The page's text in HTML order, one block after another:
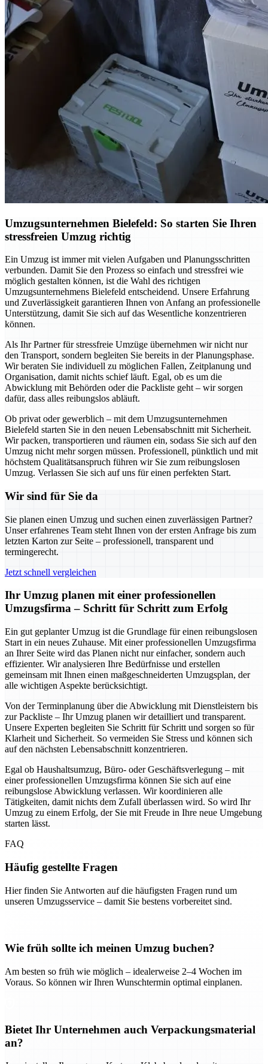
Umzugsunternehmen Bielefeld: So starten Sie Ihren
stressfreien Umzug richtig
Ein Umzug ist immer mit vielen Aufgaben und Planungsschritten
verbunden. Damit Sie den Prozess so einfach und stressfrei wie
möglich gestalten können, ist die Wahl des richtigen
Umzugsunternehmens Bielefeld entscheidend. Unsere Erfahrung
und Zuverlässigkeit garantieren Ihnen von Anfang an professionelle
Unterstützung, damit Sie sich auf das Wesentliche konzentrieren
können.
Als Ihr Partner für stressfreie Umzüge übernehmen wir nicht nur
den Transport, sondern begleiten Sie bereits in der Planungsphase.
Wir beraten Sie individuell zu möglichen Fallen, Zeitplanung und
Organisation, damit nichts schief läuft. Egal, ob es um die
Abwicklung mit Behörden oder die Packliste geht – wir sorgen
dafür, dass alles reibungslos abläuft.
Ob privat oder gewerblich – mit dem Umzugsunternehmen
Bielefeld starten Sie in den neuen Lebensabschnitt mit Sicherheit.
Wir packen, transportieren und räumen ein, sodass Sie sich auf den
Umzug nicht mehr sorgen müssen. Professionell, pünktlich und mit
höchstem Qualitätsanspruch führen wir Sie zum reibungslosen
Umzug. Verlassen Sie sich auf uns für einen perfekten Start.
Wir sind für Sie da
Sie planen einen Umzug und suchen einen zuverlässigen Partner?
Unser erfahrenes Team steht Ihnen von der ersten Anfrage bis zum
letzten Karton zur Seite – professionell, transparent und
termingerecht.
Jetzt schnell vergleichen
Ihr Umzug planen mit einer professionellen
Umzugsfirma – Schritt für Schritt zum Erfolg
Ein gut geplanter Umzug ist die Grundlage für einen reibungslosen
Start in ein neues Zuhause. Mit einer professionellen Umzugsfirma
an Ihrer Seite wird das Planen nicht nur einfacher, sondern auch
effizienter. Wir analysieren Ihre Bedürfnisse und erstellen
gemeinsam mit Ihnen einen maßgeschneiderten Umzugsplan, der
alle wichtigen Aspekte berücksichtigt.
Von der Terminplanung über die Abwicklung mit Dienstleistern bis
zur Packliste – Ihr Umzug planen wir detailliert und transparent.
Unsere Experten begleiten Sie Schritt für Schritt und sorgen so für
Klarheit und Sicherheit. So vermeiden Sie Stress und können sich
auf den nächsten Lebensabschnitt konzentrieren.
Egal ob Haushaltsumzug, Büro- oder Geschäftsverlegung – mit
einer professionellen Umzugsfirma können Sie sich auf eine
reibungslose Abwicklung verlassen. Wir koordinieren alle
Tätigkeiten, damit nichts dem Zufall überlassen wird. So wird Ihr
Umzug zu einem Erfolg, der Sie mit Freude in Ihre neue Umgebung
starten lässt.
FAQ
Häufig gestellte Fragen
Hier finden Sie Antworten auf die häufigsten Fragen rund um
unseren Umzugsservice – damit Sie bestens vorbereitet sind.
Wie früh sollte ich meinen Umzug buchen?
Am besten so früh wie möglich – idealerweise 2–4 Wochen im
Voraus. So können wir Ihren Wunschtermin optimal einplanen.
Bietet Ihr Unternehmen auch Verpackungsmaterial
an?